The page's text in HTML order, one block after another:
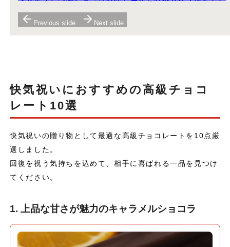
Previous slide Next slide
快気祝いにおすすめの高級チョコ
レート10選
快気祝いの贈り物として最適な高級チョコレートを10点厳
選しました。
回復を祝う気持ちを込めて、相手に喜ばれる一品を見つけ
てください。
1. 上品な甘さが魅力のキャラメルショコラ